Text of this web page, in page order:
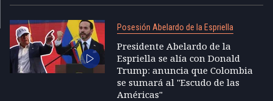
Posesión Abelardo de la Espriella
Presidente Abelardo de la
Espriella se alía con Donald
Trump: anuncia que Colombia
se sumará al "Escudo de las
Américas"